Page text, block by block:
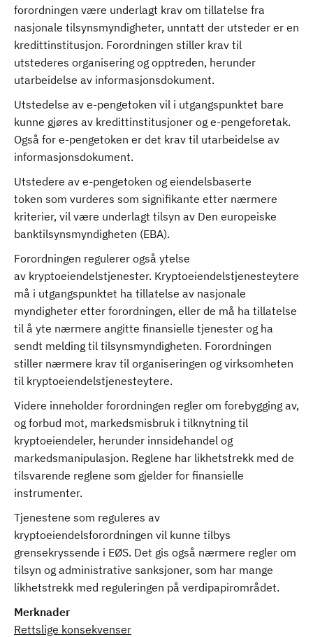
forordningen være underlagt krav om tillatelse fra
nasjonale tilsynsmyndigheter, unntatt der utsteder er en
kredittinstitusjon. Forordningen stiller krav til
utstederes organisering og opptreden, herunder
utarbeidelse av informasjonsdokument.
Utstedelse av e-pengetoken vil i utgangspunktet bare
kunne gjøres av kredittinstitusjoner og e-pengeforetak.
Også for e-pengetoken er det krav til utarbeidelse av
informasjonsdokument.
Utstedere av e-pengetoken og eiendelsbaserte
token som vurderes som signifikante etter nærmere
kriterier, vil være underlagt tilsyn av Den europeiske
banktilsynsmyndigheten (EBA).
Forordningen regulerer også ytelse
av kryptoeiendelstjenester. Kryptoeiendelstjenesteytere
må i utgangspunktet ha tillatelse av nasjonale
myndigheter etter forordningen, eller de må ha tillatelse
til å yte nærmere angitte finansielle tjenester og ha
sendt melding til tilsynsmyndigheten. Forordningen
stiller nærmere krav til organiseringen og virksomheten
til kryptoeiendelstjenesteytere.
Videre inneholder forordningen regler om forebygging av,
og forbud mot, markedsmisbruk i tilknytning til
kryptoeiendeler, herunder innsidehandel og
markedsmanipulasjon. Reglene har likhetstrekk med de
tilsvarende reglene som gjelder for finansielle
instrumenter.
Tjenestene som reguleres av
kryptoeiendelsforordningen vil kunne tilbys
grensekryssende i EØS. Det gis også nærmere regler om
tilsyn og administrative sanksjoner, som har mange
likhetstrekk med reguleringen på verdipapirområdet.
Merknader
Rettslige konsekvenser